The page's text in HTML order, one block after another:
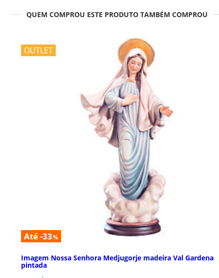
QUEM COMPROU ESTE PRODUTO TAMBÉM COMPROU
OUTLET
Até -33%
Imagem Nossa Senhora Medjugorje madeira Val Gardena
pintada